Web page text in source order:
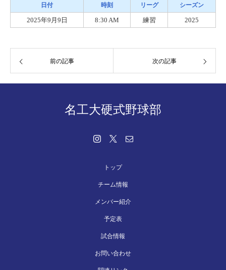
日付 時刻 リーグ シーズン
2025年9月9日 8:30 AM 練習 2025
前の記事 次の記事
名工大硬式野球部
トップ
チーム情報
メンバー紹介
予定表
試合情報
お問い合わせ